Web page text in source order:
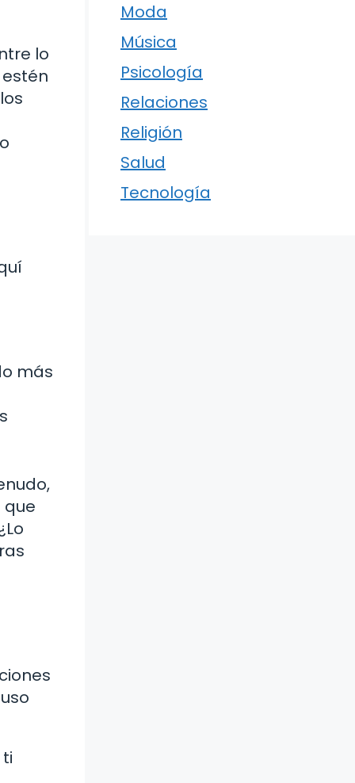
lo
más
Moda
Música
Psicología
Relaciones
Religión
Salud
Tecnología